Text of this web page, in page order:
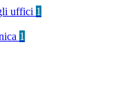
uffici 1
1